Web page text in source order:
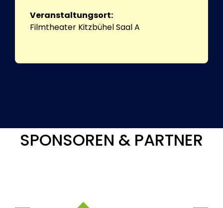
Veranstaltungsort:
Filmtheater Kitzbühel Saal A
SPONSOREN & PARTNER